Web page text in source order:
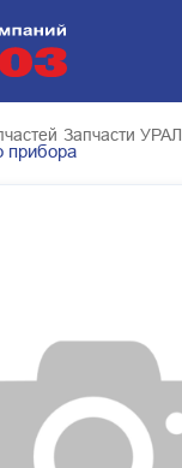
Запчасти УРАЛ
прибора